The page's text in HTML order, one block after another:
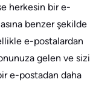
herkesin bir e-
benzer şekilde
e-postalardan
gelen ve sizi
e-postadan daha